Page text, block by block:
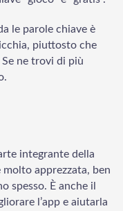
le parole chiave è
piuttosto che
ne trovi di più
integrante della
molto apprezzata, ben
spesso. È anche il
l’app e aiutarla